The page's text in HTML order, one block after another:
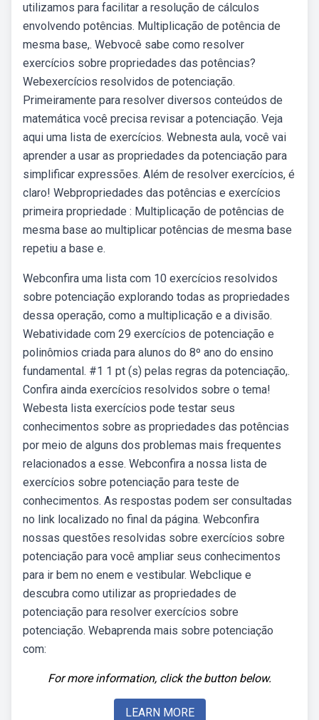
utilizamos para facilitar a resolução de cálculos
envolvendo potências. Multiplicação de potência de
mesma base,. Webvocê sabe como resolver
exercícios sobre propriedades das potências?
Webexercícios resolvidos de potenciação.
Primeiramente para resolver diversos conteúdos de
matemática você precisa revisar a potenciação. Veja
aqui uma lista de exercícios. Webnesta aula, você vai
aprender a usar as propriedades da potenciação para
simplificar expressões. Além de resolver exercícios, é
claro! Webpropriedades das potências e exercícios
primeira propriedade : Multiplicação de potências de
mesma base ao multiplicar potências de mesma base
repetiu a base e.
Webconfira uma lista com 10 exercícios resolvidos
sobre potenciação explorando todas as propriedades
dessa operação, como a multiplicação e a divisão.
Webatividade com 29 exercícios de potenciação e
polinômios criada para alunos do 8º ano do ensino
fundamental. #1 1 pt (s) pelas regras da potenciação,.
Confira ainda exercícios resolvidos sobre o tema!
Webesta lista exercícios pode testar seus
conhecimentos sobre as propriedades das potências
por meio de alguns dos problemas mais frequentes
relacionados a esse. Webconfira a nossa lista de
exercícios sobre potenciação para teste de
conhecimentos. As respostas podem ser consultadas
no link localizado no final da página. Webconfira
nossas questões resolvidas sobre exercícios sobre
potenciação para você ampliar seus conhecimentos
para ir bem no enem e vestibular. Webclique e
descubra como utilizar as propriedades de
potenciação para resolver exercícios sobre
potenciação. Webaprenda mais sobre potenciação
com:
For more information, click the button below.
LEARN MORE